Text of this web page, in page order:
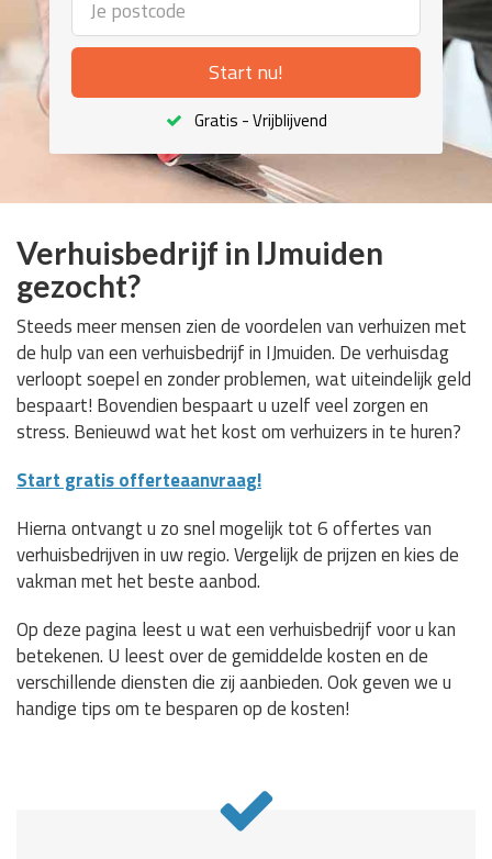
Start nu!
Gratis - Vrijblijvend
Verhuisbedrijf in IJmuiden
gezocht?
Steeds meer mensen zien de voordelen van verhuizen met
de hulp van een verhuisbedrijf in IJmuiden. De verhuisdag
verloopt soepel en zonder problemen, wat uiteindelijk geld
bespaart! Bovendien bespaart u uzelf veel zorgen en
stress. Benieuwd wat het kost om verhuizers in te huren?
Start gratis offerteaanvraag!
Hierna ontvangt u zo snel mogelijk tot 6 offertes van
verhuisbedrijven in uw regio. Vergelijk de prijzen en kies de
vakman met het beste aanbod.
Op deze pagina leest u wat een verhuisbedrijf voor u kan
betekenen. U leest over de gemiddelde kosten en de
verschillende diensten die zij aanbieden. Ook geven we u
handige tips om te besparen op de kosten!